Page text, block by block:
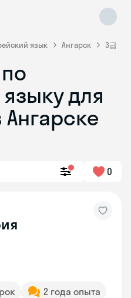
язык Ангарск 3급
для
0
2 года опыта